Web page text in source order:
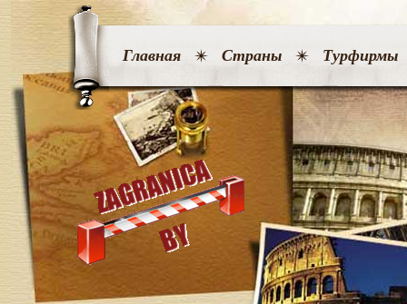
Главная Страны Турфирмы